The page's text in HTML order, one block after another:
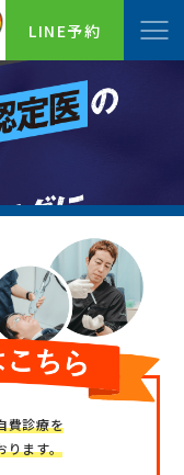
LINE予約
費診療を
ります。